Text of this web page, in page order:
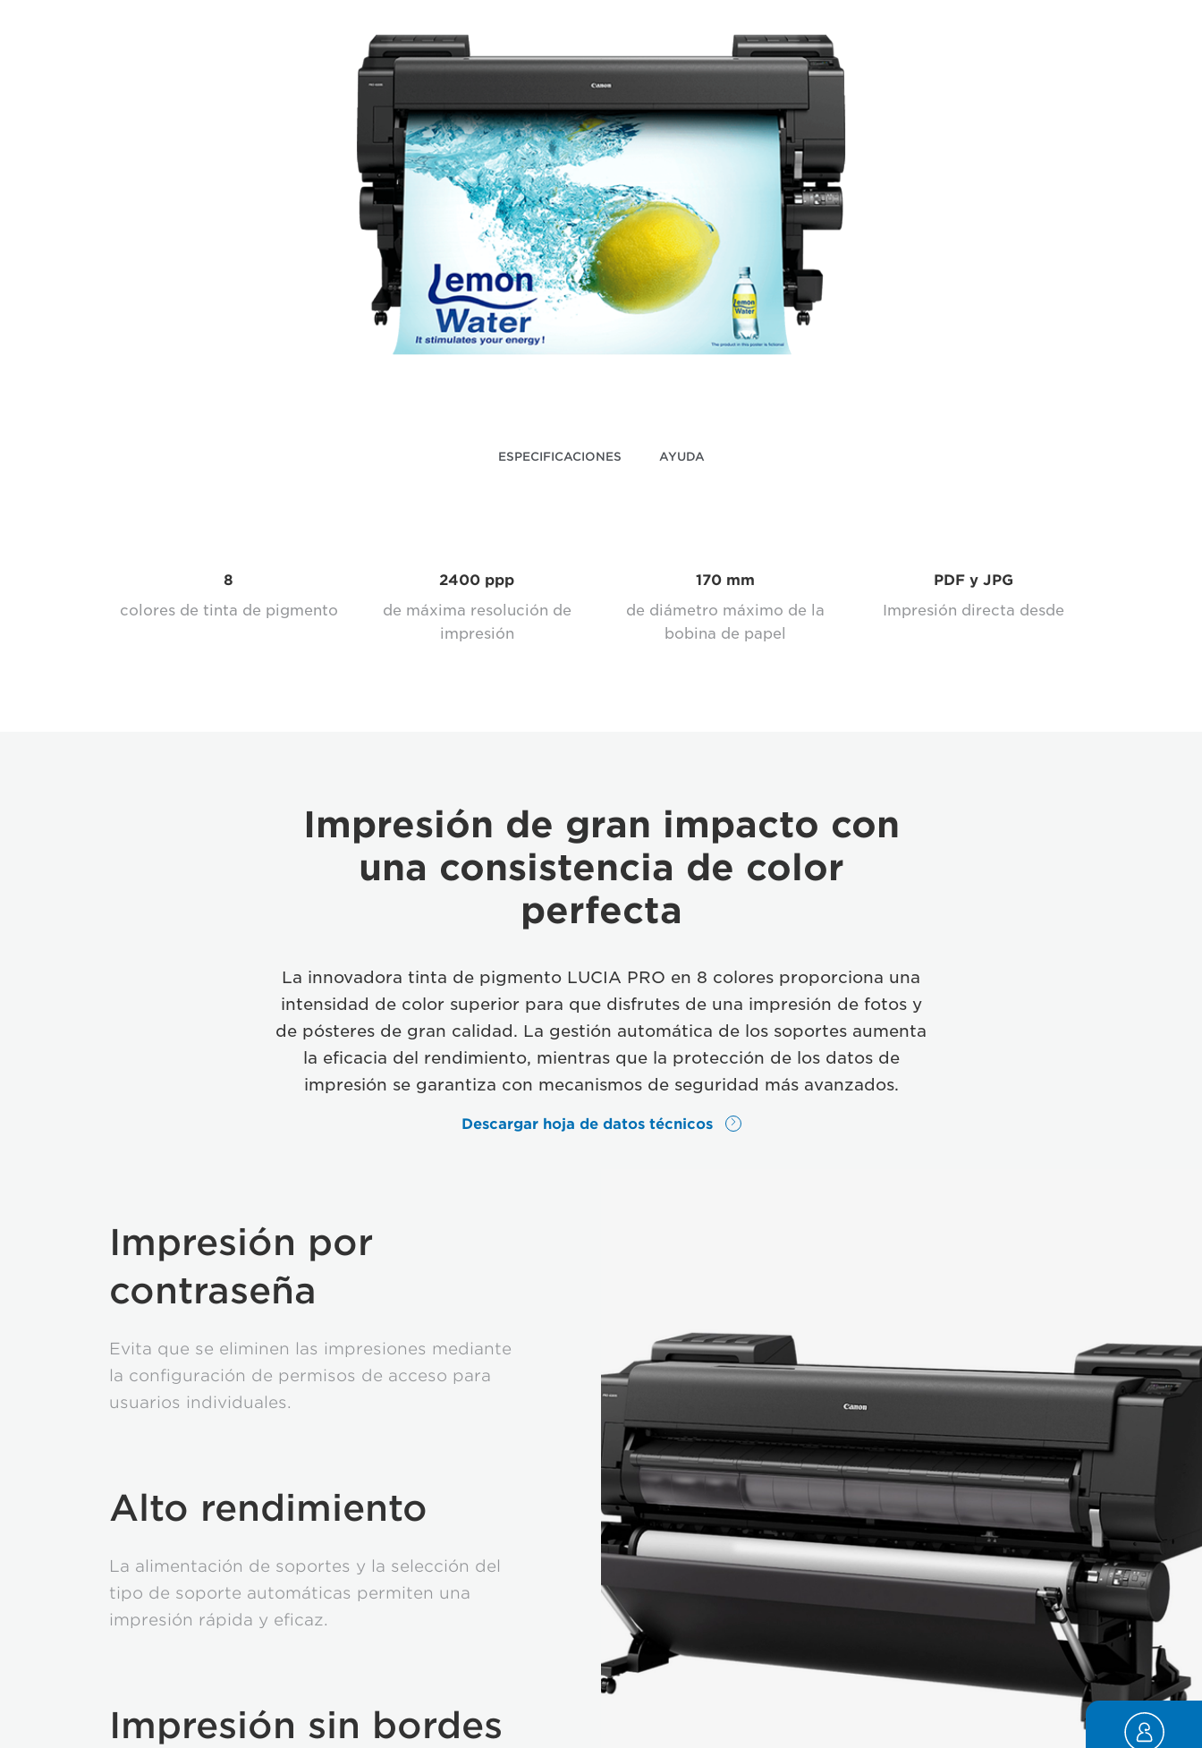
ESPECIFICACIONES AYUDA
8
colores de tinta de pigmento
2400 ppp
de máxima resolución de
impresión
170 mm
de diámetro máximo de la
bobina de papel
PDF y JPG
Impresión directa desde
Impresión de gran impacto con
una consistencia de color
perfecta
La innovadora tinta de pigmento LUCIA PRO en 8 colores proporciona una
intensidad de color superior para que disfrutes de una impresión de fotos y
de pósteres de gran calidad. La gestión automática de los soportes aumenta
la eficacia del rendimiento, mientras que la protección de los datos de
impresión se garantiza con mecanismos de seguridad más avanzados.
Descargar hoja de datos técnicos
Impresión por
contraseña
Evita que se eliminen las impresiones mediante
la configuración de permisos de acceso para
usuarios individuales.
Alto rendimiento
La alimentación de soportes y la selección del
tipo de soporte automáticas permiten una
impresión rápida y eficaz.
Impresión sin bordes